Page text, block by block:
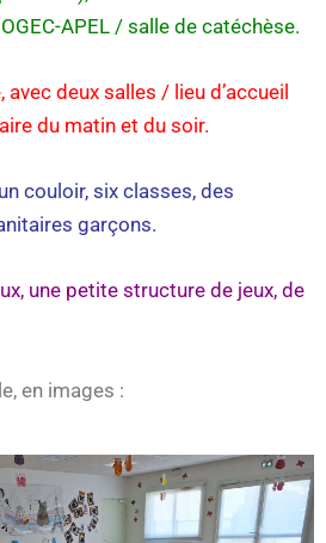
APEL / salle de catéchèse.
deux salles / lieu d’accueil
du matin et du soir.
couloir, six classes, des
garçons.
une petite structure de jeux, de
en images :